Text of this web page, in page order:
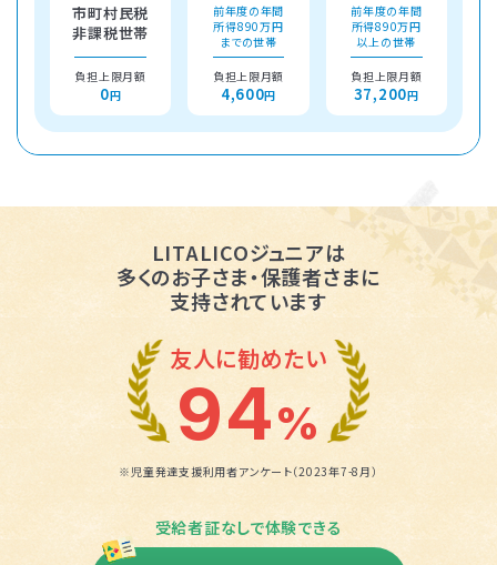
市町村民税
非課税世帯
負担上限月額
0円
前年度の年間
所得890万円
までの世帯
負担上限月額
4,600円
前年度の年間
所得890万円
以上の世帯
負担上限月額
37,200円
LITALICOジュニアは
多くのお子さま・保護者さまに
支持されています
友人に勧めたい
94%
※児童発達支援利用者アンケート（2023年7-8月）
受給者証なしで体験できる